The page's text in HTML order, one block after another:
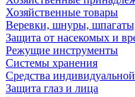
Хозяйственные товары
Веревки, шнуры,
Защита от насекомых и
Режущие инструменты
Системы хранения
Средства
Защита глаз и лица